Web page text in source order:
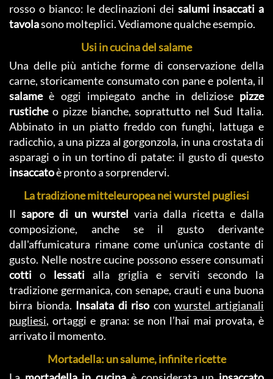
rosso o bianco: le declinazioni dei salumi insaccati a
tavolasono molteplici. Vediamone qualche esempio.
Usi in cucina del salame
Una delle più antiche forme di conservazione della
carne, storicamente consumato con pane e polenta, il
salameè oggi impiegato anche in deliziose pizze
rustiche o pizze bianche, soprattutto nel Sud Italia.
Abbinato in un piatto freddo con funghi, lattuga e
radicchio, a una pizza al gorgonzola, in una crostata di
asparagi o in un tortino di patate: il gusto di questo
insaccatoè pronto a sorprendervi.
La tradizione mitteleuropea nei wurstel pugliesi
Ilsapore di un wurstelvaria dalla ricetta e dalla
composizione, anche se il gusto derivante
dall'affumicatura rimane come un’unica costante di
gusto. Nelle nostre cucine possono essere consumati
cottio lessati alla griglia e serviti secondo la
tradizione germanica, con senape, crauti e una buona
birra bionda. Insalata di riso conwurstel artigianali
pugliesi, ortaggi e grana: se non l’hai mai provata, è
arrivato il momento.
Mortadella: un salume, infinite ricette